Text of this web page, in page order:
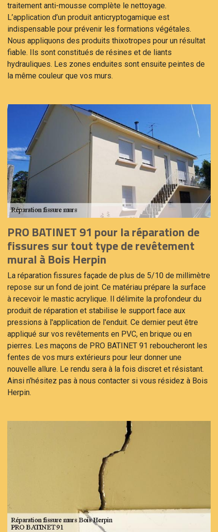
traitement anti-mousse complète le nettoyage.
L’application d’un produit anticryptogamique est
indispensable pour prévenir les formations végétales.
Nous appliquons des produits thixotropes pour un résultat
fiable. Ils sont constitués de résines et de liants
hydrauliques. Les zones enduites sont ensuite peintes de
la même couleur que vos murs.
PRO BATINET 91 pour la réparation de
fissures sur tout type de revêtement
mural à Bois Herpin
La réparation fissures façade de plus de 5/10 de millimètre
repose sur un fond de joint. Ce matériau prépare la surface
à recevoir le mastic acrylique. Il délimite la profondeur du
produit de réparation et stabilise le support face aux
pressions à l'application de l'enduit. Ce dernier peut être
appliqué sur vos revêtements en PVC, en brique ou en
pierres. Les maçons de PRO BATINET 91 reboucheront les
fentes de vos murs extérieurs pour leur donner une
nouvelle allure. Le rendu sera à la fois discret et résistant.
Ainsi n’hésitez pas à nous contacter si vous résidez à Bois
Herpin.